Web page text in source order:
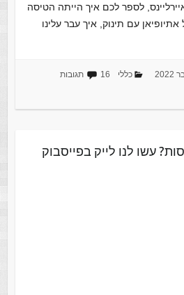
לספר לכם איך הייתה הטיסה
עם תינוק, איך עבר עלינו
כללי 16 תגובות
עשו לנו לייק בפייסבוק